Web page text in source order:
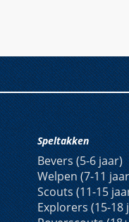
Speltakken
Bevers (5-6 jaar)
Welpen (7-11
Scouts (11-15
Explorers (15-18